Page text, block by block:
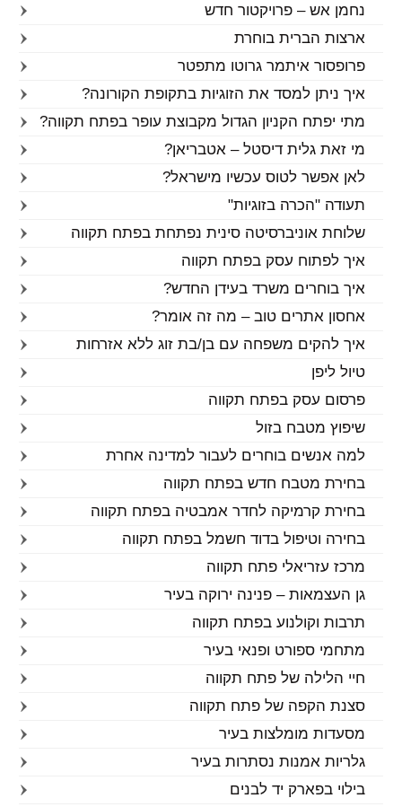
נחמן אש – פרויקטור חדש
ארצות הברית בוחרת
פרופסור איתמר גרוטו מתפטר
איך ניתן למסד את הזוגיות בתקופת הקורונה?
מתי יפתח הקניון הגדול מקבוצת עופר בפתח תקווה?
מי זאת גלית דיסטל – אטבריאן?
לאן אפשר לטוס עכשיו מישראל?
תעודה "הכרה בזוגיות"
שלוחת אוניברסיטה סינית נפתחת בפתח תקווה
איך לפתוח עסק בפתח תקווה
איך בוחרים משרד בעידן החדש?
אחסון אתרים טוב – מה זה אומר?
איך להקים משפחה עם בן/בת זוג ללא אזרחות
טיול ליפן
פרסום עסק בפתח תקווה
שיפוץ מטבח בזול
למה אנשים בוחרים לעבור למדינה אחרת
בחירת מטבח חדש בפתח תקווה
בחירת קרמיקה לחדר אמבטיה בפתח תקווה
בחירה וטיפול בדוד חשמל בפתח תקווה
מרכז עזריאלי פתח תקווה
גן העצמאות – פנינה ירוקה בעיר
תרבות וקולנוע בפתח תקווה
מתחמי ספורט ופנאי בעיר
חיי הלילה של פתח תקווה
סצנת הקפה של פתח תקווה
מסעדות מומלצות בעיר
גלריות אמנות נסתרות בעיר
בילוי בפארק יד לבנים